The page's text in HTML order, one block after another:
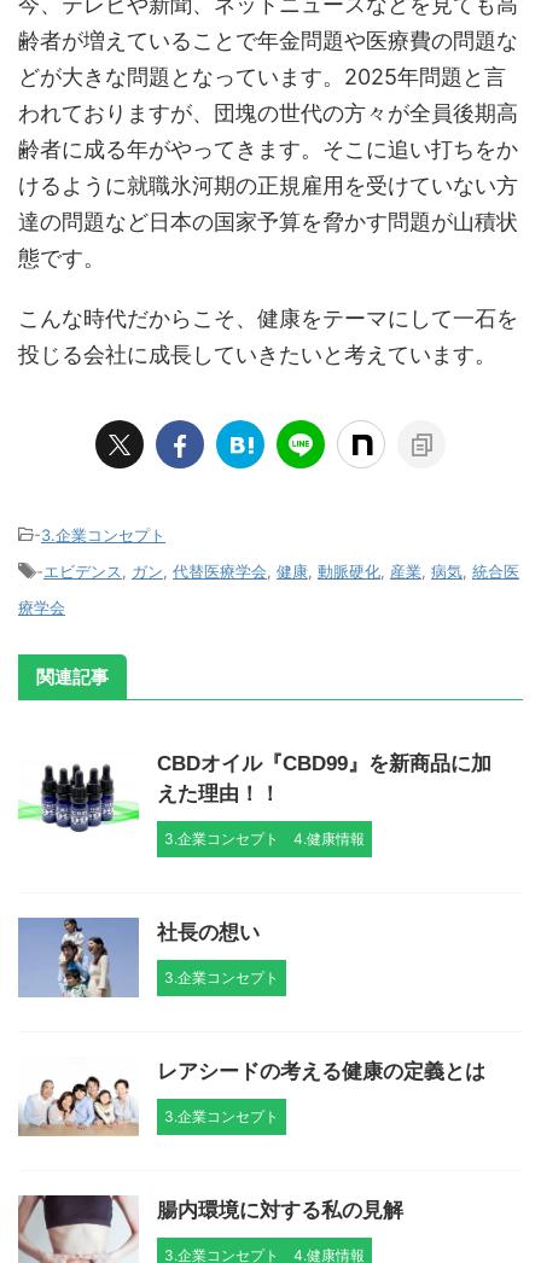
齢者が増えていることで年金問題や医療費の問題な
どが大きな問題となっています。2025年問題と言
われておりますが、団塊の世代の方々が全員後期高
齢者に成る年がやってきます。そこに追い打ちをか
けるように就職氷河期の正規雇用を受けていない方
達の問題など日本の国家予算を脅かす問題が山積状
態です。
こんな時代だからこそ、健康をテーマにして一石を
投じる会社に成長していきたいと考えています。
-3.企業コンセプト
-エビデンス ガン 代替医療学会 健康 動脈硬化 産業 病気 統合医
療学会
関連記事
CBDオイル『CBD99』を新商品に加
えた理由！！
3.企業コンセプト 4.健康情報
社長の想い
3.企業コンセプト
レアシードの考える健康の定義とは
3.企業コンセプト
腸内環境に対する私の見解
3.企業コンセプト 4.健康情報